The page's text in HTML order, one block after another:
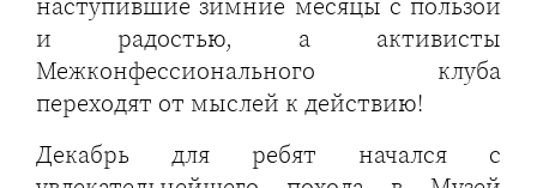
и радостью, а активисты
Межконфессионального клуба
переходят от мыслей к действию!
Декабрь для ребят начался с